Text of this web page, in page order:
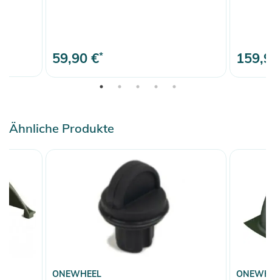
59,90 €*
Ähnliche Produkte
ONEWHEEL